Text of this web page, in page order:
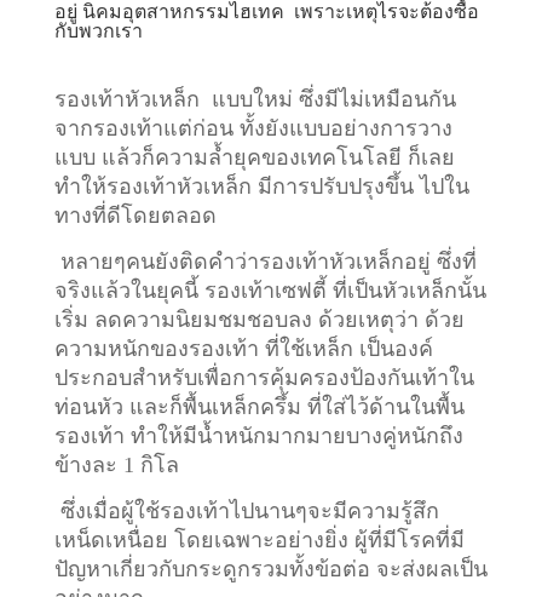
อยู่ นิคมอุตสาหกรรมไฮเทค เพราะเหตุไรจะต้องซื้อ
กับพวกเรา
รองเท้าหัวเหล็ก แบบใหม่ ซึ่งมีไม่เหมือนกัน
จากรองเท้าแต่ก่อน ทั้งยังแบบอย่างการวาง
แบบ แล้วก็ความล้ำยุคของเทคโนโลยี ก็เลย
ทำให้รองเท้าหัวเหล็ก มีการปรับปรุงขึ้น ไปใน
ทางที่ดีโดยตลอด
หลายๆคนยังติดคำว่ารองเท้าหัวเหล็กอยู่ ซึ่งที่
จริงแล้วในยุคนี้ รองเท้าเซฟตี้ ที่เป็นหัวเหล็กนั้น
เริ่ม ลดความนิยมชมชอบลง ด้วยเหตุว่า ด้วย
ความหนักของรองเท้า ที่ใช้เหล็ก เป็นองค์
ประกอบสำหรับเพื่อการคุ้มครองป้องกันเท้าใน
ท่อนหัว และก็พื้นเหล็กครึ้ม ที่ใส่ไว้ด้านในพื้น
รองเท้า ทำให้มีน้ำหนักมากมายบางคู่หนักถึง
ข้างละ 1 กิโล
ซึ่งเมื่อผู้ใช้รองเท้าไปนานๆจะมีความรู้สึก
เหน็ดเหนื่อย โดยเฉพาะอย่างยิ่ง ผู้ที่มีโรคที่มี
ปัญหาเกี่ยวกับกระดูกรวมทั้งข้อต่อ จะส่งผลเป็น